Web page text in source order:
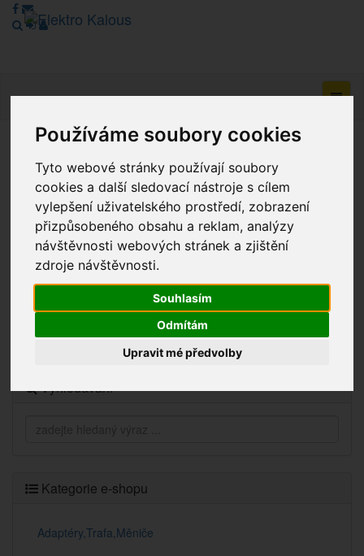
Používáme soubory cookies
Tyto webové stránky používají soubory
cookies a další sledovací nástroje s cílem
vylepšení uživatelského prostředí, zobrazení
přizpůsobeného obsahu a reklam, analýzy
návštěvnosti webových stránek a zjištění
zdroje návštěvnosti.
Souhlasím
Odmítám
Upravit mé předvolby
Vážení zákazníci, v tuto chvíli je Náš internetový obchod v
režimu Katalogu. Objednávky on-line nyní nelze vyřídit.
Děkujeme za pochopení.
Výprodej
Vyhledávání
Kategorie e-shopu
Adaptéry,Trafa,Měniče